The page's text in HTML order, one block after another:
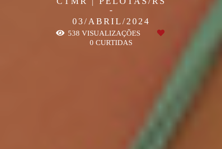
03/ABRIL/2024
538 VISUALIZAÇÕES
0 CURTIDAS